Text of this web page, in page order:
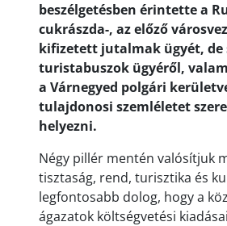
beszélgetésben érintette a
cukrászda-, az előző
kifizetett jutalmak ügyét, de
turistabuszok ügyéről,
a Várnegyed polgári
tulajdonosi szemléletet
helyezni.
Négy pillér mentén valósítjuk
tisztaság, rend, turisztika és
legfontosabb dolog, hogy a
ágazatok költségvetési